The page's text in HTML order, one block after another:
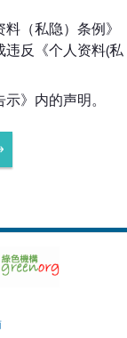
（私隐）条例》
违反《个人资料(私
》内的声明。